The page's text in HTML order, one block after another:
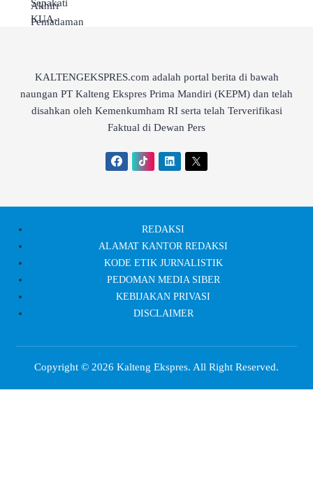
KALTENGEKSPRES.com adalah portal berita di bawah
naungan PT Kalteng Ekspres Prima Mandiri (KEPM) dan telah
disahkan oleh Kemenkumham RI serta telah Terverifikasi
Faktual di Dewan Pers
REDAKSI
ALAMAT KANTOR REDAKSI
KODE ETIK JURNALISTIK
PEDOMAN MEDIA SIBER
KEBIJAKAN PRIVASI
DISCLAIMER
Copyright © 2026 Kalteng Ekspres. All Right Reserved.